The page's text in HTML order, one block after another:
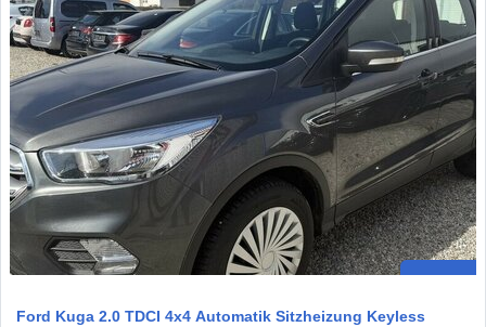
Ford Kuga 2.0 TDCI 4x4 Automatik Sitzheizung Keyless